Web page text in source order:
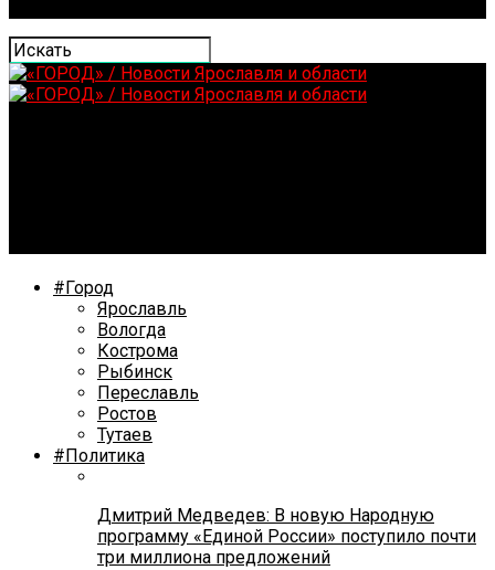
#Город
Ярославль
Вологда
Кострома
Рыбинск
Переславль
Ростов
Тутаев
#Политика
Дмитрий Медведев: В новую Народную
программу «Единой России» поступило почти
три миллиона предложений